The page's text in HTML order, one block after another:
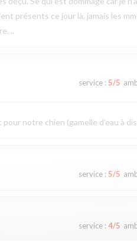
présents ce jour là, jamais les
..
service: 5/5
notre chien (gamelle d’eau à
service: 5/5
service: 4/5